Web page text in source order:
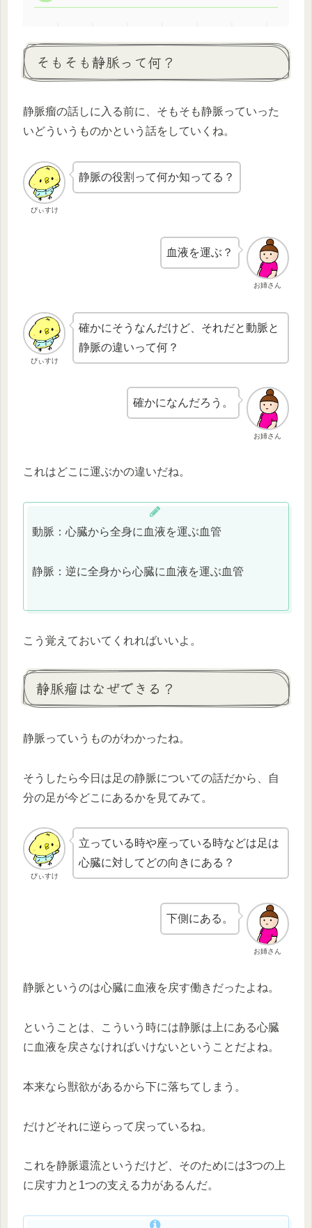
そもそも静脈って何？
静脈瘤の話しに入る前に、そもそも静脈っていった
いどういうものかという話をしていくね。
ぴぃすけ
静脈の役割って何か知ってる？
お姉さん
血液を運ぶ？
ぴぃすけ
確かにそうなんだけど、それだと動脈と
静脈の違いって何？
お姉さん
確かになんだろう。
これはどこに運ぶかの違いだね。
動脈：心臓から全身に血液を運ぶ血管
静脈：逆に全身から心臓に血液を運ぶ血管
こう覚えておいてくれればいいよ。
静脈瘤はなぜできる？
静脈っていうものがわかったね。
そうしたら今日は足の静脈についての話だから、自
分の足が今どこにあるかを見てみて。
ぴぃすけ
立っている時や座っている時などは足は
心臓に対してどの向きにある？
お姉さん
下側にある。
静脈というのは心臓に血液を戻す働きだったよね。
ということは、こういう時には静脈は上にある心臓
に血液を戻さなければいけないということだよね。
本来なら獣欲があるから下に落ちてしまう。
だけどそれに逆らって戻っているね。
これを静脈還流というだけど、そのためには3つの上
に戻す力と1つの支える力があるんだ。